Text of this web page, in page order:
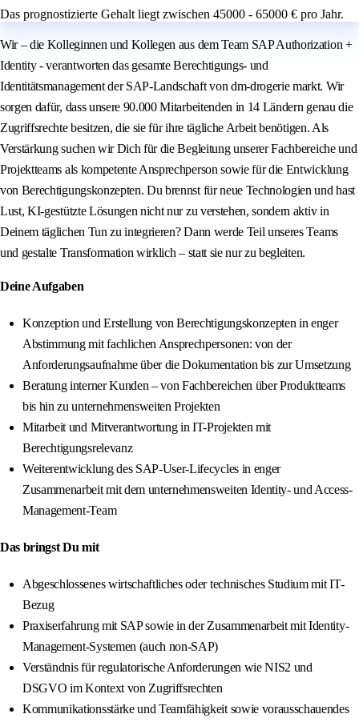
Das prognostizierte Gehalt liegt zwischen 45000 - 65000 € pro Jahr.
Wir – die Kolleginnen und Kollegen aus dem Team SAP Authorization +
Identity - verantworten das gesamte Berechtigungs- und
Identitätsmanagement der SAP-Landschaft von dm-drogerie markt. Wir
sorgen dafür, dass unsere 90.000 Mitarbeitenden in 14 Ländern genau die
Zugriffsrechte besitzen, die sie für ihre tägliche Arbeit benötigen. Als
Verstärkung suchen wir Dich für die Begleitung unserer Fachbereiche und
Projektteams als kompetente Ansprechperson sowie für die Entwicklung
von Berechtigungskonzepten. Du brennst für neue Technologien und hast
Lust, KI-gestützte Lösungen nicht nur zu verstehen, sondern aktiv in
Deinem täglichen Tun zu integrieren? Dann werde Teil unseres Teams
und gestalte Transformation wirklich – statt sie nur zu begleiten.
Deine Aufgaben
Konzeption und Erstellung von Berechtigungskonzepten in enger
Abstimmung mit fachlichen Ansprechpersonen: von der
Anforderungsaufnahme über die Dokumentation bis zur Umsetzung
Beratung interner Kunden – von Fachbereichen über Produktteams
bis hin zu unternehmensweiten Projekten
Mitarbeit und Mitverantwortung in IT-Projekten mit
Berechtigungsrelevanz
Weiterentwicklung des SAP-User-Lifecycles in enger
Zusammenarbeit mit dem unternehmensweiten Identity- und Access-
Management-Team
Das bringst Du mit
Abgeschlossenes wirtschaftliches oder technisches Studium mit IT-
Bezug
Praxiserfahrung mit SAP sowie in der Zusammenarbeit mit Identity-
Management-Systemen (auch non-SAP)
Verständnis für regulatorische Anforderungen wie NIS2 und
DSGVO im Kontext von Zugriffsrechten
Kommunikationsstärke und Teamfähigkeit sowie vorausschauendes